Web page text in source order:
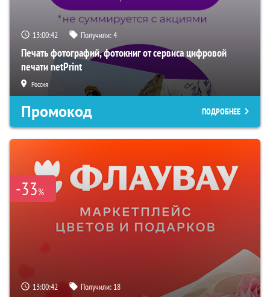
13:00:41 Получили:4
Печать фотографий, фотокниг от сервиса цифровой
печати netPrint
Россия
Промокод ПОДРОБНЕЕ
-33%
13:00:41 Получили: 18